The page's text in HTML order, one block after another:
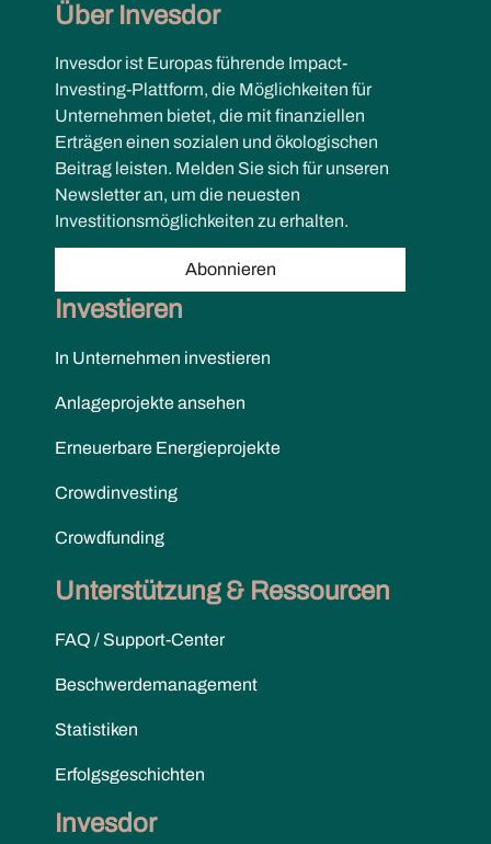
Über Invesdor
Invesdor ist Europas führende Impact-
Investing-Plattform, die Möglichkeiten für
Unternehmen bietet, die mit finanziellen
Erträgen einen sozialen und ökologischen
Beitrag leisten. Melden Sie sich für unseren
Newsletter an, um die neuesten
Investitionsmöglichkeiten zu erhalten.
Abonnieren
Investieren
In Unternehmen investieren
Anlageprojekte ansehen
Erneuerbare Energieprojekte
Crowdinvesting
Crowdfunding
Unterstützung & Ressourcen
FAQ / Support-Center
Beschwerdemanagement
Statistiken
Erfolgsgeschichten
Invesdor